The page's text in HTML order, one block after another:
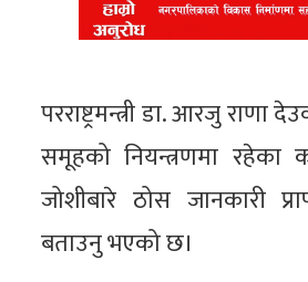
परराष्ट्रमन्त्री डा. आरजु राणा
समूहको नियन्त्रणमा रहेका
जोशीबारे ठोस जानकारी
बताउनु भएको छ।